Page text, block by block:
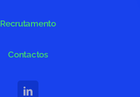
Recrutamento
Contactos